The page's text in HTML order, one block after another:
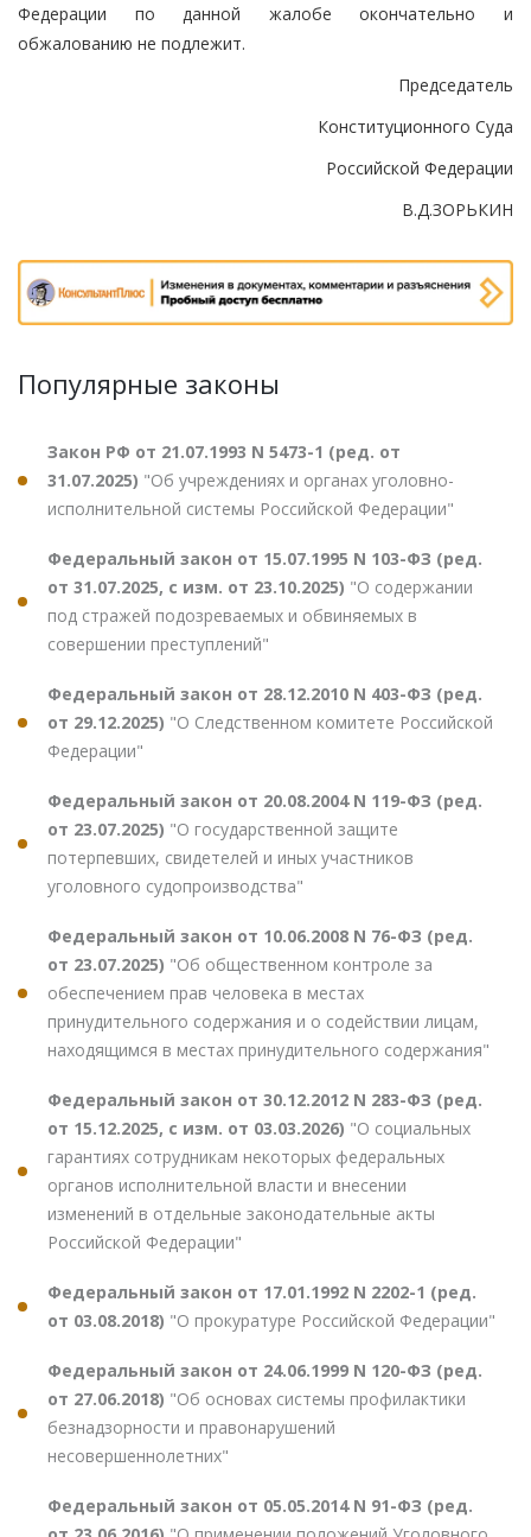
Федерации по данной жалобе окончательно и
обжалованию не подлежит.
Председатель
Конституционного Суда
Российской Федерации
В.Д.ЗОРЬКИН
Популярные законы
Закон РФ от 21.07.1993 N 5473-1 (ред. от
31.07.2025) "Об учреждениях и органах уголовно-
исполнительной системы Российской Федерации"
Федеральный закон от 15.07.1995 N 103-ФЗ (ред.
от 31.07.2025, с изм. от 23.10.2025) "О содержании
под стражей подозреваемых и обвиняемых в
совершении преступлений"
Федеральный закон от 28.12.2010 N 403-ФЗ (ред.
от 29.12.2025) "О Следственном комитете Российской
Федерации"
Федеральный закон от 20.08.2004 N 119-ФЗ (ред.
от 23.07.2025) "О государственной защите
потерпевших, свидетелей и иных участников
уголовного судопроизводства"
Федеральный закон от 10.06.2008 N 76-ФЗ (ред.
от 23.07.2025) "Об общественном контроле за
обеспечением прав человека в местах
принудительного содержания и о содействии лицам,
находящимся в местах принудительного содержания"
Федеральный закон от 30.12.2012 N 283-ФЗ (ред.
от 15.12.2025, с изм. от 03.03.2026) "О социальных
гарантиях сотрудникам некоторых федеральных
органов исполнительной власти и внесении
изменений в отдельные законодательные акты
Российской Федерации"
Федеральный закон от 17.01.1992 N 2202-1 (ред.
от 03.08.2018) "О прокуратуре Российской Федерации"
Федеральный закон от 24.06.1999 N 120-ФЗ (ред.
от 27.06.2018) "Об основах системы профилактики
безнадзорности и правонарушений
несовершеннолетних"
Федеральный закон от 05.05.2014 N 91-ФЗ (ред.